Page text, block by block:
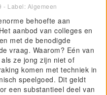
- Label: Algemeen
behoefte aan
aanbod van colleges en
met de benodigde
vraag. Waarom? Eén van
ze jong zijn niet of
komen met techniek in
speelgoed. Dit geldt
een substantieel deel van